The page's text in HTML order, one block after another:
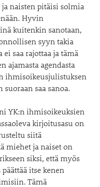
naisten pitäisi solmia
Hyvin
kuitenkin sanotaan,
syyn takia
saa rajottaa ja tämä
ajamasta agendasta
ihmisoikeusjulistuksen
suoraan saa sanoa.
YK:n ihmisoikeuksien
kirjoitusasu on
siitä
miehet ja naiset on
siksi, että myös
itse kenen
Tämä